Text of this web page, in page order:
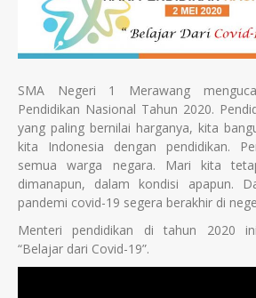
SMA Negeri 1 Merawang
Pendidikan Nasional Tahun 2020.
yang paling bernilai harganya, kita
kita Indonesia dengan pendidikan.
semua warga negara. Mari kita
dimanapun, dalam kondisi apapun.
pandemi covid-19 segera berakhir di
Menteri pendidikan di tahun 2020
“Belajar dari Covid-19”.